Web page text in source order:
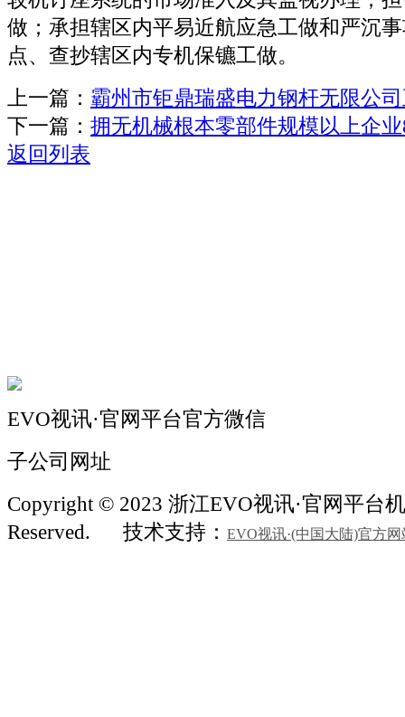
做；承担辖区内平易近航应急工做和严沉
点、查抄辖区内专机保镳工做。
上一篇： 霸州市钜鼎瑞盛电力钢杆无限公
下一篇： 拥无机械根本零部件规模以上企
返回列表
EVO视讯·官网平台官方微信
子公司网址
Copyright © 2023 浙江EVO视讯·官网平台
Reserved.
技术支持： EVO视讯·(中国大陆)官方网